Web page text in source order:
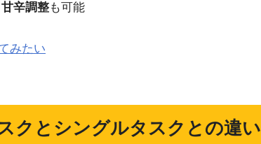
甘辛調整も可能
みたい
クとシングルタスクとの違い